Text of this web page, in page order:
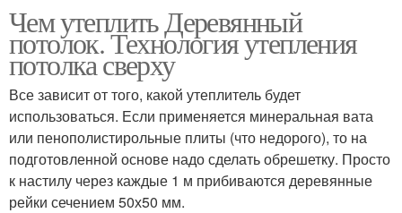
Чем утеплить Деревянный
потолок. Технология утепления
потолка сверху
Все зависит от того, какой утеплитель будет
использоваться. Если применяется минеральная вата
или пенополистирольные плиты (что недорого), то на
подготовленной основе надо сделать обрешетку. Просто
к настилу через каждые 1 м прибиваются деревянные
рейки сечением 50х50 мм.